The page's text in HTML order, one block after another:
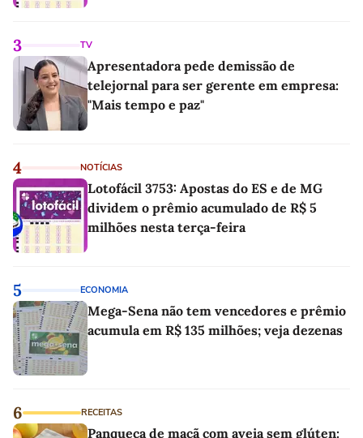
3 TV
Apresentadora pede demissão de
telejornal para ser gerente em empresa:
"Mais tempo e paz"
4 NOTÍCIAS
Lotofácil 3753: Apostas do ES e de MG
dividem o prêmio acumulado de R$ 5
milhões nesta terça-feira
5 ECONOMIA
Mega-Sena não tem vencedores e prêmio
acumula em R$ 135 milhões; veja dezenas
6 RECEITAS
Panqueca de maçã com aveia sem glúten: